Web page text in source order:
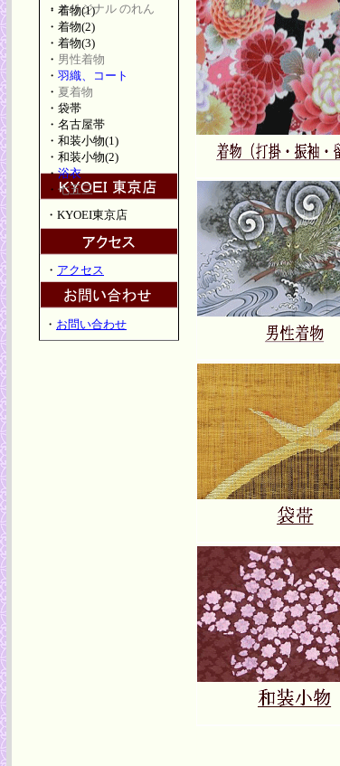
・ オリジナル のれん
・ 着物(1)
・ 着物(2)
・ 着物(3)
・ 男性着物
・ 羽織、コート
・ 夏着物
・ 袋帯
・ 名古屋帯
・ 和装小物(1)
・ 和装小物(2)
・浴衣
・ 七五三
・ KYOEI東京店
・ アクセス
・ お問い合わせ